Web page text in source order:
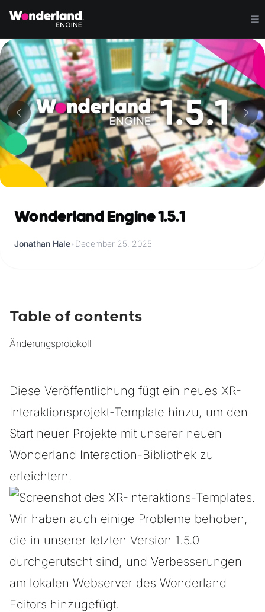
Wonderland Engine 1.5.1
Jonathan Hale• December 25, 2025
Diese Veröffentlichung fügt ein neues XR-
Interaktionsprojekt-Template hinzu, um den
Start neuer Projekte mit unserer neuen
Wonderland Interaction-Bibliothek zu
erleichtern.
Wir haben auch einige Probleme behoben,
die in unserer letzten Version 1.5.0
durchgerutscht sind, und Verbesserungen
am lokalen Webserver des Wonderland
Editors hinzugefügt.
Table of contents
Änderungsprotokoll